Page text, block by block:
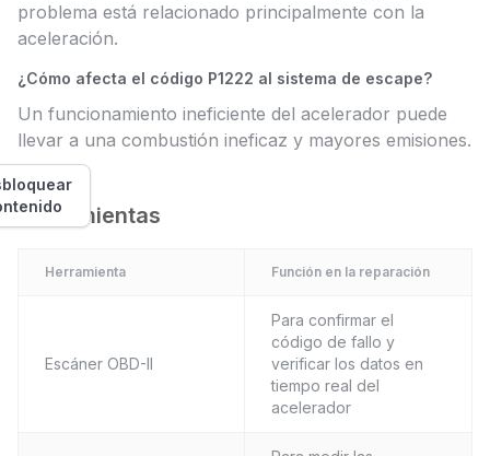
problema está relacionado principalmente con la
aceleración.
¿Cómo afecta el código P1222 al sistema de escape?
Un funcionamiento ineficiente del acelerador puede
llevar a una combustión ineficaz y mayores emisiones.
Herramientas
Herramienta Función en la reparación
Escáner OBD-II
Para confirmar el
código de fallo y
verificar los datos en
tiempo real del
acelerador